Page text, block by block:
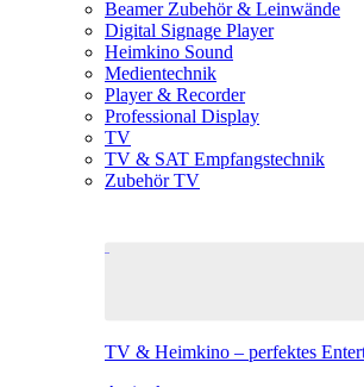
Beamer Zubehör & Leinwände
Digital Signage Player
Heimkino Sound
Medientechnik
Player & Recorder
Professional Display
TV
TV & SAT Empfangstechnik
Zubehör TV
TV & Heimkino – perfektes